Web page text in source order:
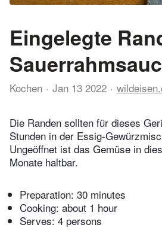
Eingelegte
Kochen Jan 13 2022
Die Randen sollten für dieses
Stunden in der Essig-
Ungeöffnet ist das Gemüse in
Monate haltbar.
Preparation: 30 minutes
Cooking: about 1 hour
Serves: 4 persons